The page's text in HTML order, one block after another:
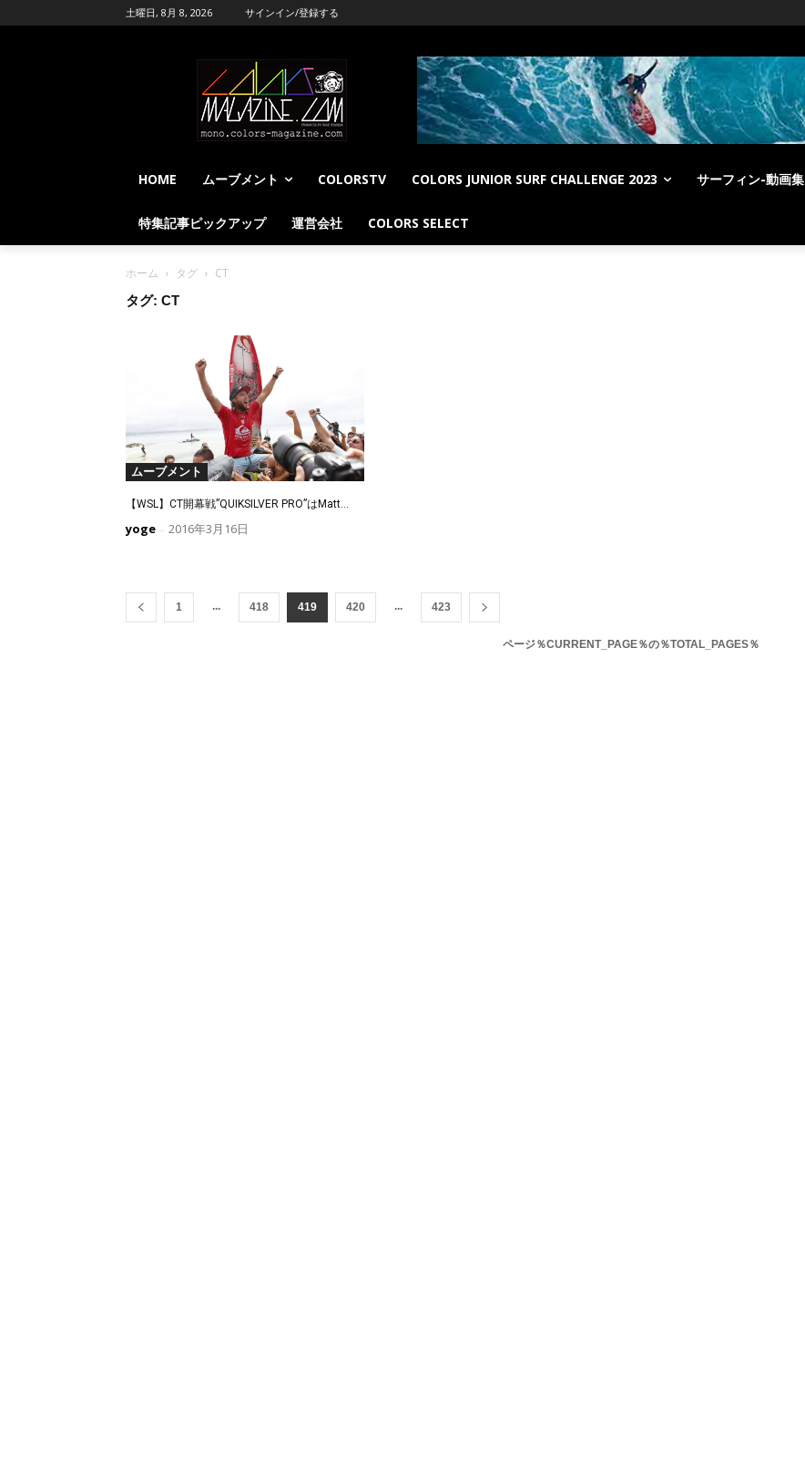
土曜日, 8月 8, 2026 サインイン/登録する
HOME ムーブメント COLORSTV COLORS JUNIOR SURF CHALLENGE 2023 サーフィン-動画集
特集記事ピックアップ 運営会社 COLORS SELECT
ホーム タグ
CT
タグ: CT
ムーブメント
【WSL】CT開幕戦”QUIKSILVER PRO”はMatt...
yoge - 2016年3月16日
1 ... 418 419 420 ... 423
ページ％CURRENT_PAGE％の％TOTAL_PAGES％